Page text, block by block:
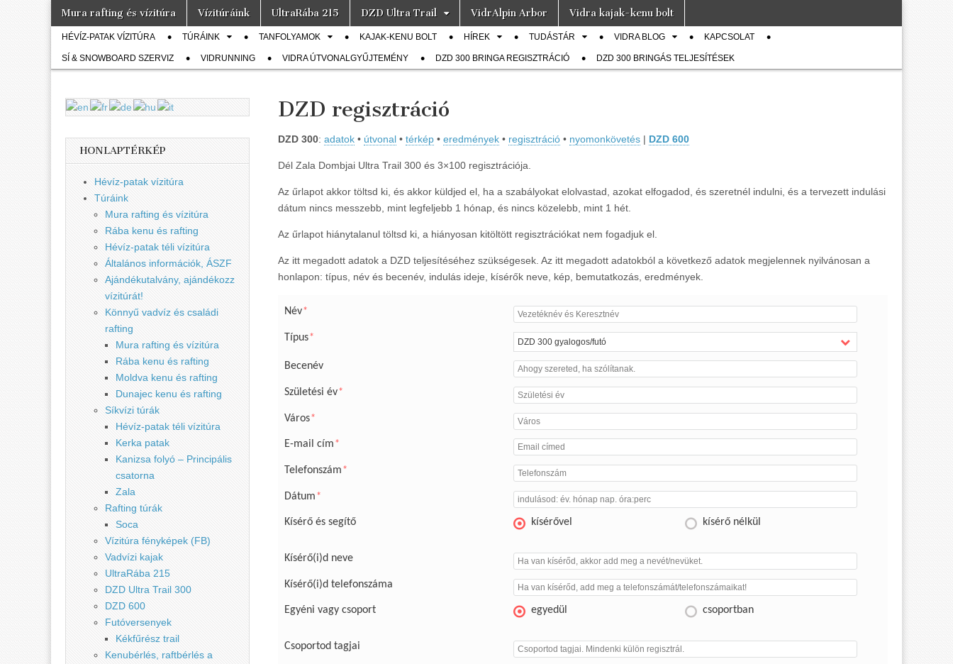
Vidra
Vízitúra
… vízitúra
szervezés,
vadvíz,
kajakoktatás,
kajak-kenu
vidraságok…
Main
menu
Skip
content
Mura rafting és vízitúra Vízitúráink UltraRába 215 DZD Ultra Trail VidrAlpin Arbor Vidra kajak-kenu bolt
Sub
menu
HÉVÍZ-PATAK VÍZITÚRA TÚRÁINK TANFOLYAMOK KAJAK-KENU BOLT HÍREK TUDÁSTÁR VIDRA BLOG KAPCSOLAT
SÍ & SNOWBOARD SZERVIZ VIDRUNNING VIDRA ÚTVONALGYŰJTEMÉNY DZD 300 BRINGA REGISZTRÁCIÓ DZD 300 BRINGÁS TELJESÍTÉSEK
DZD regisztráció
DZD 300: adatok • útvonal • térkép • eredmények • regisztráció • nyomonkövetés | DZD 600
Dél Zala Dombjai Ultra Trail 300 és 3×100 regisztrációja.
Az űrlapot akkor töltsd ki, és akkor küldjed el, ha a szabályokat elolvastad, azokat elfogadod, és szeretnél indulni, és a tervezett indulási
dátum nincs messzebb, mint legfeljebb 1 hónap, és nincs közelebb, mint 1 hét.
Az űrlapot hiánytalanul töltsd ki, a hiányosan kitöltött regisztrációkat nem fogadjuk el.
Az itt megadott adatok a DZD teljesítéséhez szükségesek. Az itt megadott adatokból a következő adatok megjelennek nyilvánosan a
honlapon: típus, név és becenév, indulás ideje, kísérők neve, kép, bemutatkozás, eredmények.
Név*
Típus*
Becenév
Születési év*
Város*
E-mail cím*
Telefonszám*
Dátum*
Kísérő és segítő kísérővel kísérő nélkül
Kísérő(i)d neve
Kísérő(i)d telefonszáma
Egyéni vagy csoport egyedül csoportban
Csoportod tagjai
HONLAPTÉRKÉP
Hévíz-patak vízitúra
Túráink
Mura rafting és vízitúra
Rába kenu és rafting
Hévíz-patak téli vízitúra
Általános információk, ÁSZF
Ajándékutalvány, ajándékozz
vízitúrát!
Könnyű vadvíz és családi
rafting
Mura rafting és vízitúra
Rába kenu és rafting
Moldva kenu és rafting
Dunajec kenu és rafting
Síkvízi túrák
Hévíz-patak téli vízitúra
Kerka patak
Kanizsa folyó – Principális
csatorna
Zala
Rafting túrák
Soca
Vízitúra fényképek (FB)
Vadvízi kajak
UltraRába 215
DZD Ultra Trail 300
DZD 600
Futóversenyek
Kékfűrész trail
Kenubérlés, raftbérlés a